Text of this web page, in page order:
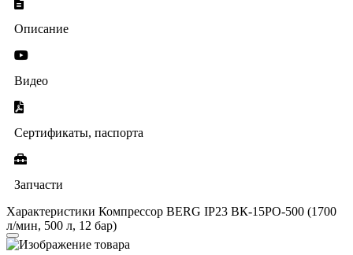
Описание
Видео
Сертификаты, паспорта
Запчасти
Характеристики Компрессор BERG IP23 ВК-15РО-500 (1700
л/мин, 500 л, 12 бар)